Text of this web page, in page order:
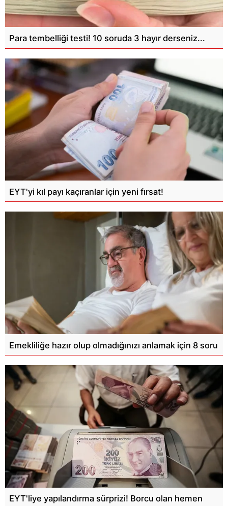
Para tembelliği testi! 10 soruda 3 hayır derseniz...
EYT'yi kıl payı kaçıranlar için yeni fırsat!
Emekliliğe hazır olup olmadığınızı anlamak için 8 soru
EYT'liye yapılandırma sürprizi! Borcu olan hemen